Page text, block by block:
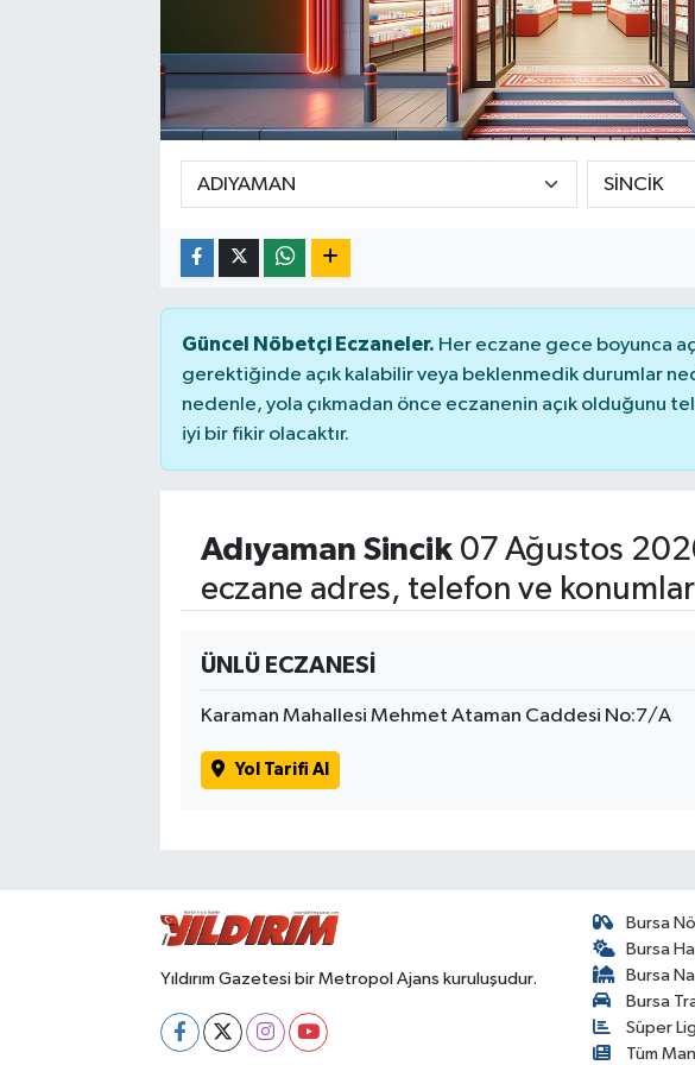
Güncel Nöbetçi Eczaneler. Her eczane gece boyunca
gerektiğinde açık kalabilir veya beklenmedik durumlar
nedenle, yola çıkmadan önce eczanenin açık olduğunu
iyi bir fikir olacaktır.
Adıyaman Sincik07 Ağustos
eczane adres, telefon ve
ÜNLÜ ECZANESİ
Karaman Mahallesi Mehmet Ataman Caddesi No:7/A
Yol Tarifi Al
Yıldırım Gazetesi bir Metropol Ajans kuruluşudur.
Bursa
Bursa
Bursa
Bursa
Süper
Tüm